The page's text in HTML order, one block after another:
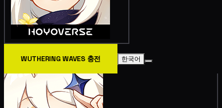
WUTHERING WAVES 충전 한국어